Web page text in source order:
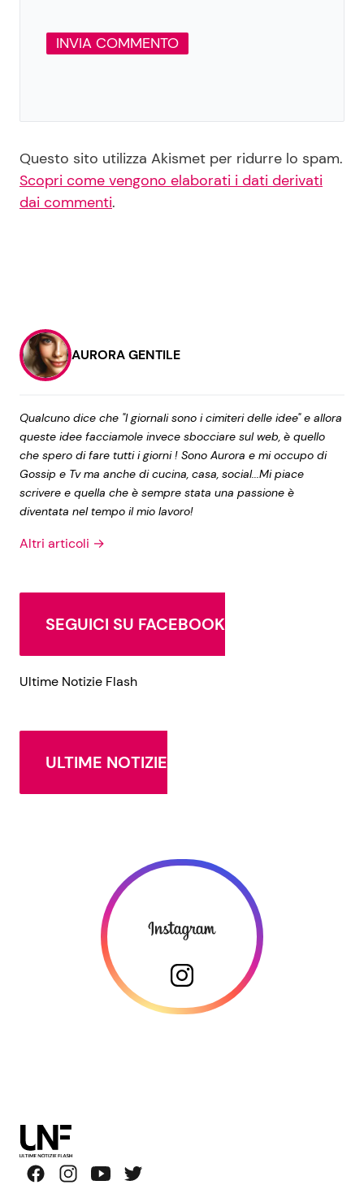
Questo sito utilizza Akismet per ridurre lo spam.
Scopri come vengono elaborati i dati derivati
dai commenti.
AURORA GENTILE
Qualcuno dice che "I giornali sono i cimiteri delle idee" e allora
queste idee facciamole invece sbocciare sul web, è quello
che spero di fare tutti i giorni ! Sono Aurora e mi occupo di
Gossip e Tv ma anche di cucina, casa, social...Mi piace
scrivere e quella che è sempre stata una passione è
diventata nel tempo il mio lavoro!
Altri articoli →
SEGUICI SU FACEBOOK
Ultime Notizie Flash
ULTIME NOTIZIE